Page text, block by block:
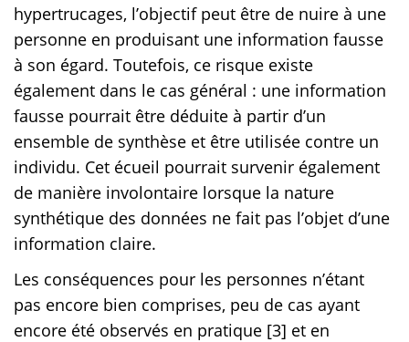
hypertrucages, l’objectif peut être de nuire à une
personne en produisant une information fausse
à son égard. Toutefois, ce risque existe
également dans le cas général : une information
fausse pourrait être déduite à partir d’un
ensemble de synthèse et être utilisée contre un
individu. Cet écueil pourrait survenir également
de manière involontaire lorsque la nature
synthétique des données ne fait pas l’objet d’une
information claire.
Les conséquences pour les personnes n’étant
pas encore bien comprises, peu de cas ayant
encore été observés en pratique [3] et en